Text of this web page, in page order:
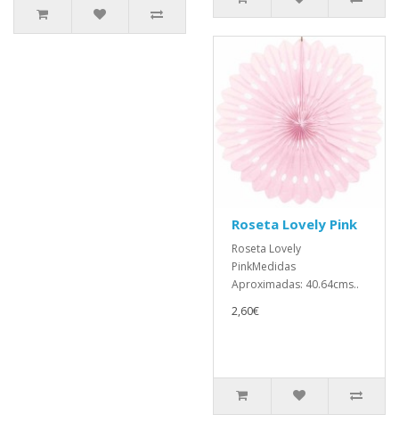
Roseta Lovely Pink
Roseta Lovely
PinkMedidas
Aproximadas: 40.64cms..
2,60€